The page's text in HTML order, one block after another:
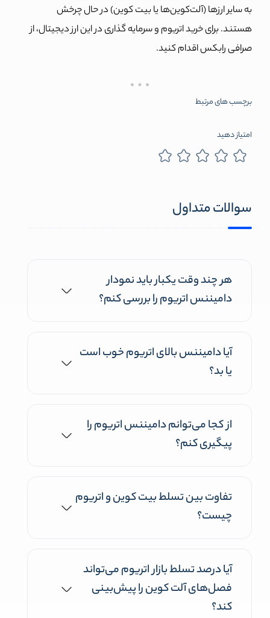
به سایر ارزها (آلت‌کوین‌ها یا بیت کوین) در حال چرخش
هستند. برای خرید اتریوم و سرمایه گذاری در این ارز دیجیتال، از
صرافی رابکس اقدام کنید.
برچسب های مرتبط
امتیاز دهید
سوالات متداول
هر چند وقت یکبار باید نمودار
دامیننس اتریوم را بررسی کنم؟
آیا دامیننس بالای اتریوم خوب است
یا بد؟
از کجا می‌توانم دامیننس اتریوم را
پیگیری کنم؟
تفاوت بین تسلط بیت کوین و اتریوم
چیست؟
آیا درصد تسلط بازار اتریوم می‌تواند
فصل‌های آلت کوین را پیش‌بینی
کند؟